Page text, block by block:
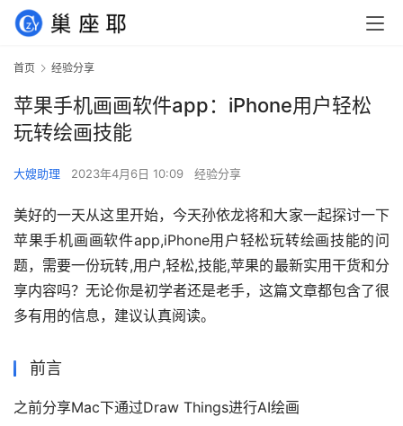
首页 经验分享
苹果手机画画软件app：iPhone用户轻松
玩转绘画技能
大嫂助理 2023年4月6日 10:09 经验分享
美好的一天从这里开始，今天孙依龙将和大家一起探讨一下
苹果手机画画软件app,iPhone用户轻松玩转绘画技能的问
题，需要一份玩转,用户,轻松,技能,苹果的最新实用干货和分
享内容吗？无论你是初学者还是老手，这篇文章都包含了很
多有用的信息，建议认真阅读。
前言
之前分享Mac下通过Draw Things进行AI绘画